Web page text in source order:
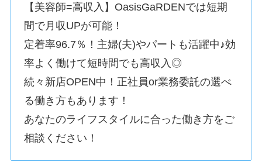
【美容師=高収入】OasisGaRDENでは短期
間で月収UPが可能！
定着率96.7％！主婦(夫)やパートも活躍中♪効
率よく働けて短時間でも高収入◎
続々新店OPEN中！正社員or業務委託の選べ
る働き方もあります！
あなたのライフスタイルに合った働き方をご
相談ください！